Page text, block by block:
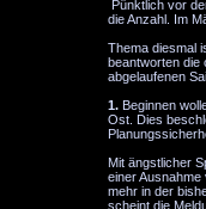
Pünktlich vor
die Anzahl. Im
Thema diesmal
beantworten die
abgelaufenen
1. Beginnen
Ost. Dies
Mit ängstlicher
einer
mehr in der
scheint die